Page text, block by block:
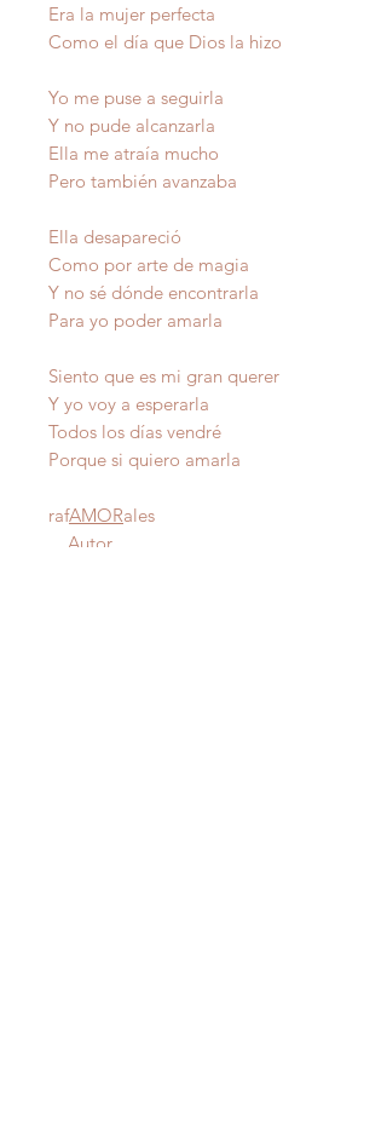
Era la mujer perfecta
Como el día que Dios la hizo
Yo me puse a seguirla
Y no pude alcanzarla
Ella me atraía mucho
Pero también avanzaba
Ella desapareció
Como por arte de magia
Y no sé dónde encontrarla
Para yo poder amarla
Siento que es mi gran querer
Y yo voy a esperarla
Todos los días vendré
Porque si quiero amarla
rafAMORales
Autor